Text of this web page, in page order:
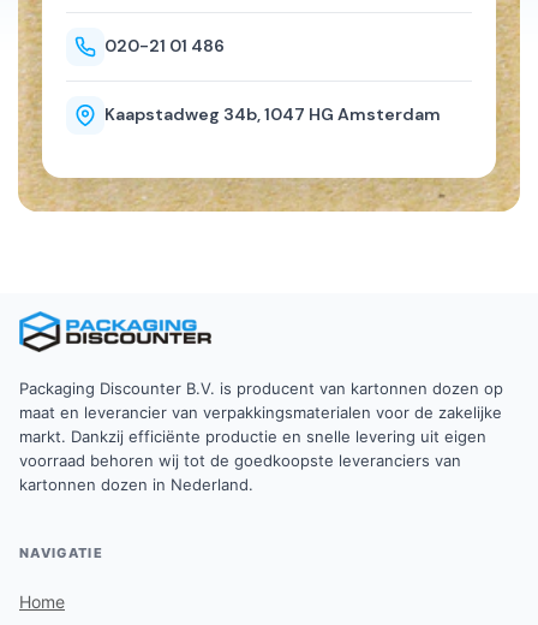
020-21 01 486
Kaapstadweg 34b, 1047 HG Amsterdam
Packaging Discounter B.V. is producent van kartonnen dozen op
maat en leverancier van verpakkingsmaterialen voor de zakelijke
markt. Dankzij efficiënte productie en snelle levering uit eigen
voorraad behoren wij tot de goedkoopste leveranciers van
kartonnen dozen in Nederland.
NAVIGATIE
Home